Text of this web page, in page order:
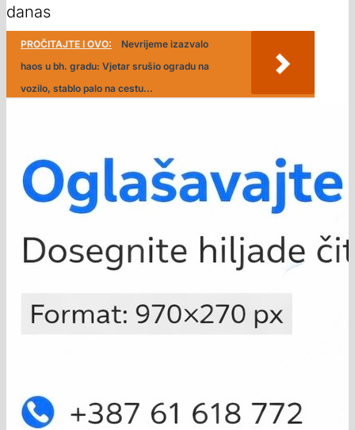
danas
PROČITAJTE I OVO:
Nevrijeme izazvalo
haos u bh. gradu: Vjetar srušio ogradu na
vozilo, stablo palo na cestu...